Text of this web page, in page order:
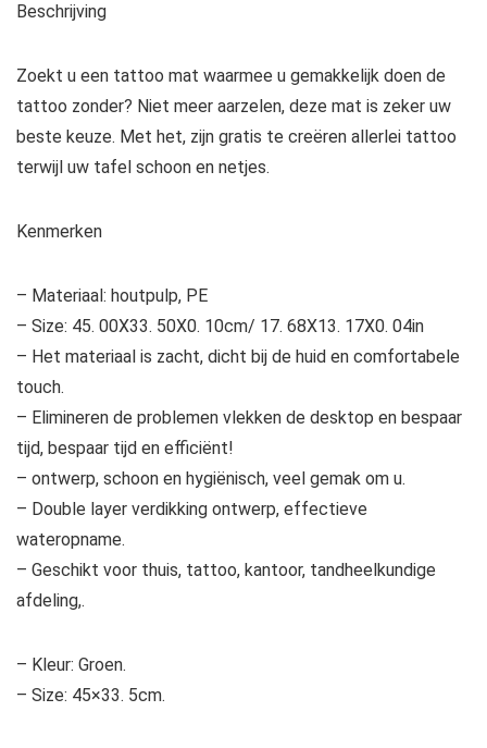
Beschrijving
Zoekt u een tattoo mat waarmee u gemakkelijk doen de
tattoo zonder? Niet meer aarzelen, deze mat is zeker uw
beste keuze. Met het, zijn gratis te creëren allerlei tattoo
terwijl uw tafel schoon en netjes.
Kenmerken
– Materiaal: houtpulp, PE
– Size: 45. 00X33. 50X0. 10cm/ 17. 68X13. 17X0. 04in
– Het materiaal is zacht, dicht bij de huid en comfortabele
touch.
– Elimineren de problemen vlekken de desktop en bespaar
tijd, bespaar tijd en efficiënt!
– ontwerp, schoon en hygiënisch, veel gemak om u.
– Double layer verdikking ontwerp, effectieve
wateropname.
– Geschikt voor thuis, tattoo, kantoor, tandheelkundige
afdeling,.
– Kleur: Groen.
– Size: 45×33. 5cm.